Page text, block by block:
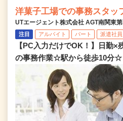
洋菓子工場での事務スタッ
UTエージェント株式会社 AGT南関東
注目 アルバイト パート 派遣社員
【PC入力だけでOK！】日勤×
の事務作業☆駅から徒歩10分☆